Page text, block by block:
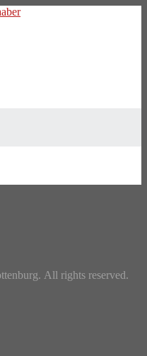
All rights reserved.